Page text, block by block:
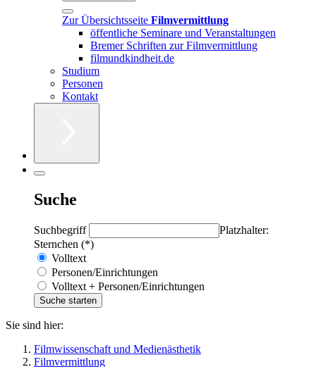
Zur Übersichtsseite Filmvermittlung
öffentliche Seminare und Veranstaltungen
Bremer Schriften zur Filmvermittlung
filmundkindheit.de
Studium
Personen
Kontakt
Suche
Suchbegriff
Platzhalter:
Sternchen (*)
Volltext
Personen/Einrichtungen
Volltext + Personen/Einrichtungen
Sie sind hier:
Filmwissenschaft und Medienästhetik
Filmvermittlung